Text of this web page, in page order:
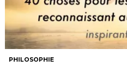
PHILOSOPHIE